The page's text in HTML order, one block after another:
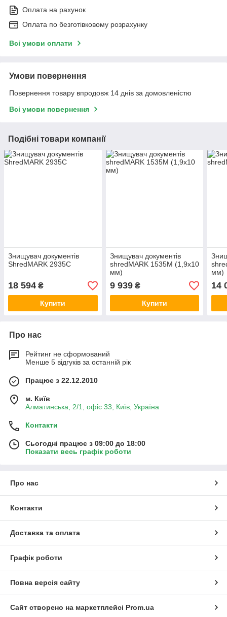
Оплата на рахунок
Оплата по безготівковому розрахунку
Всі умови оплати
Умови повернення
Повернення товару впродовж 14 днів за домовленістю
Всі умови повернення
Подібні товари компанії
Знищувач документів
ShredMARK 2935C
18 594 ₴
Купити
Знищувач документів
shredMARK 1535M (1,9x10
мм)
9 939₴
Купити
мм)
14
Про нас
Рейтинг не сформований
Менше 5 відгуків за останній рік
Працює з 22.12.2010
м. Київ
Алматинська, 2/1, офіс 33, Київ, Україна
Контакти
Сьогодні працює з 09:00 до 18:00
Показати весь графік роботи
Про нас
Контакти
Доставка та оплата
Графік роботи
Повна версія сайту
Сайт створено на маркетплейсі Prom.ua